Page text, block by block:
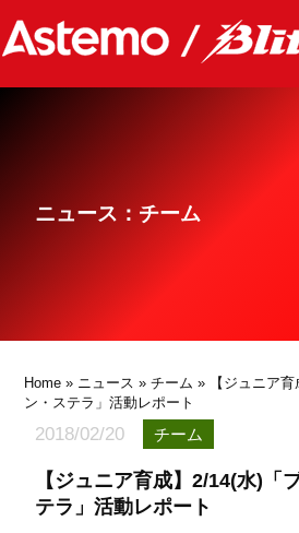
ニュース
グッズ
ニュース：チーム
Home » ニュース »チーム » 【ジュニア育
ン・ステラ」活動レポート
2018/02/20 チーム
【ジュニア育成】2/14(水)「
テラ」活動レポート